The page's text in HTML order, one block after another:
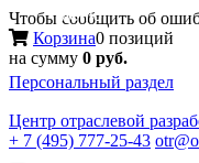
Чтобы сообщить об
Корзина0 позиций
на сумму 0 руб.
Персональный раздел
Центр отраслевой
+ 7 (495) 777-25-43
Меню